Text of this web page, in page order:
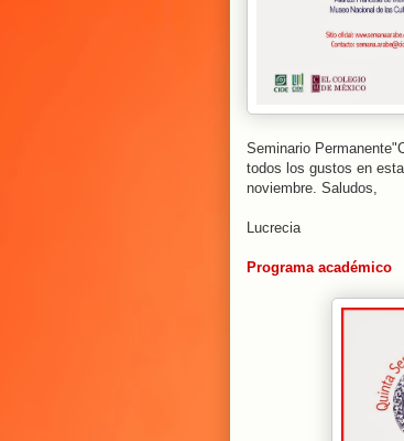
Seminario
todos los gustos en
noviembre. Saludos,
Lucrecia
Programa académico